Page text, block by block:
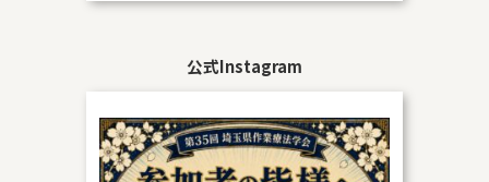
公式Instagram